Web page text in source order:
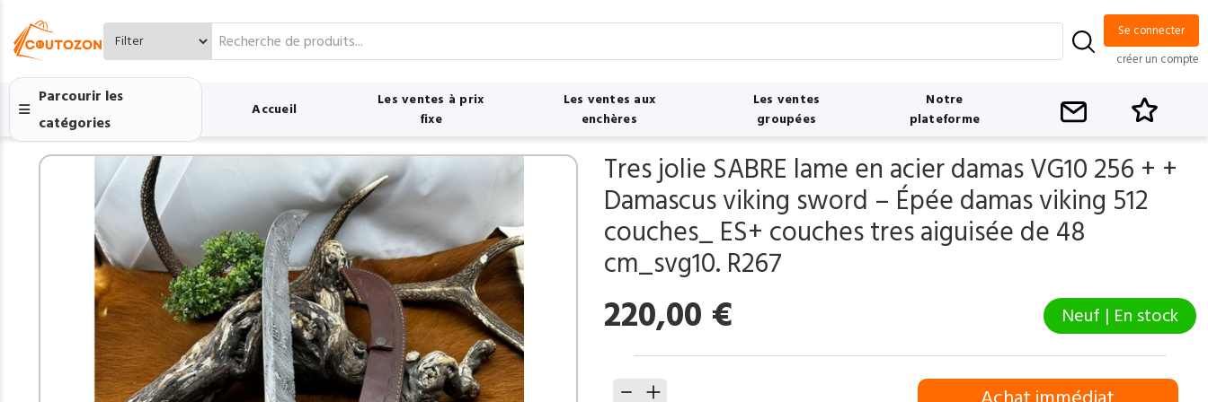
Search
Se connecter
créer un compte
Parcourir les
catégories
Accueil
Les ventes à prix
fixe
Les ventes aux
enchères
Les ventes
groupées
Notre
plateforme
Tres jolie SABRE lame en acier damas VG10 256 + +
Damascus viking sword – Épée damas viking 512
couches_ ES+ couches tres aiguisée de 48
cm_svg10. R267
220,00 € Neuf | En stock